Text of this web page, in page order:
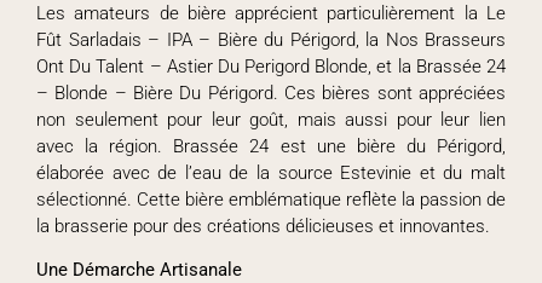
Les amateurs de bière apprécient particulièrement la Le
Fût Sarladais – IPA – Bière du Périgord, la Nos Brasseurs
Ont Du Talent – Astier Du Perigord Blonde, et la Brassée 24
– Blonde – Bière Du Périgord. Ces bières sont appréciées
non seulement pour leur goût, mais aussi pour leur lien
avec la région. Brassée 24 est une bière du Périgord,
élaborée avec de l’eau de la source Estevinie et du malt
sélectionné. Cette bière emblématique reflète la passion de
la brasserie pour des créations délicieuses et innovantes.
Une Démarche Artisanale